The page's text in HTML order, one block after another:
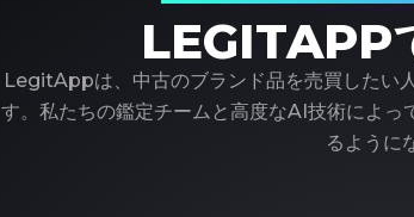
LEGITAPP
LegitAppは、中古のブランド品を売買したい
す。私たちの鑑定チームと高度なAI技術によっ
るように